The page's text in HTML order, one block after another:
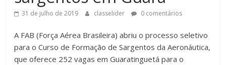
31 de julho de 2019 classelider 0 comentários
A FAB (Força Aérea Brasileira) abriu o processo seletivo
para o Curso de Formação de Sargentos da Aeronáutica,
que oferece 252 vagas em Guaratinguetá para o